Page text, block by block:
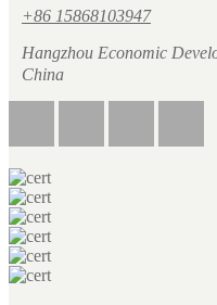
+86 15868103947
Hangzhou Economic
China